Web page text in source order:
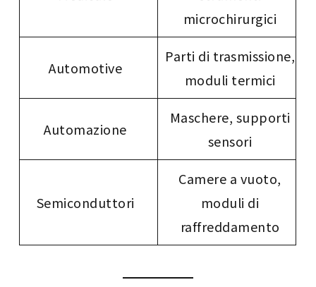
microchirurgici
Automotive
Parti di trasmissione,
moduli termici
Automazione
Maschere, supporti
sensori
Semiconduttori
Camere a vuoto,
moduli di
raffreddamento